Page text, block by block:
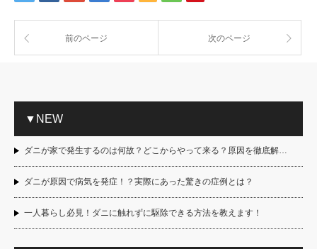
前のページ 次のページ
▼NEW
ダニが家で発生するのは何故？どこからやって来る？原因を徹底解…
ダニが原因で病気を発症！？実際にあった驚きの症例とは？
一人暮らし必見！ダニに触れずに駆除できる方法を教えます！